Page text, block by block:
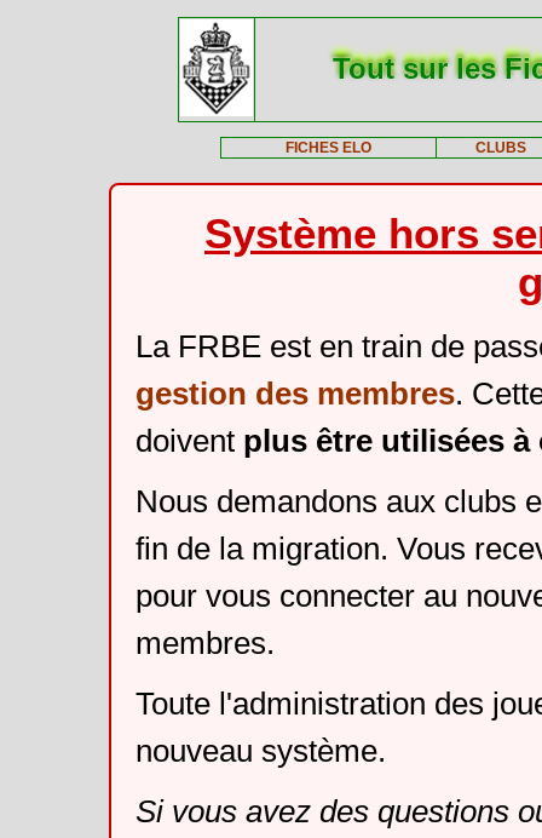
Tout sur les
FICHES ELO CLUBS
Système hors
La FRBE est en train de
gestion des membres.
doivent plus être utilisées
Nous demandons aux clubs
fin de la migration. Vous
pour vous connecter au
membres.
Toute l'administration des
nouveau système.
Si vous avez des questions